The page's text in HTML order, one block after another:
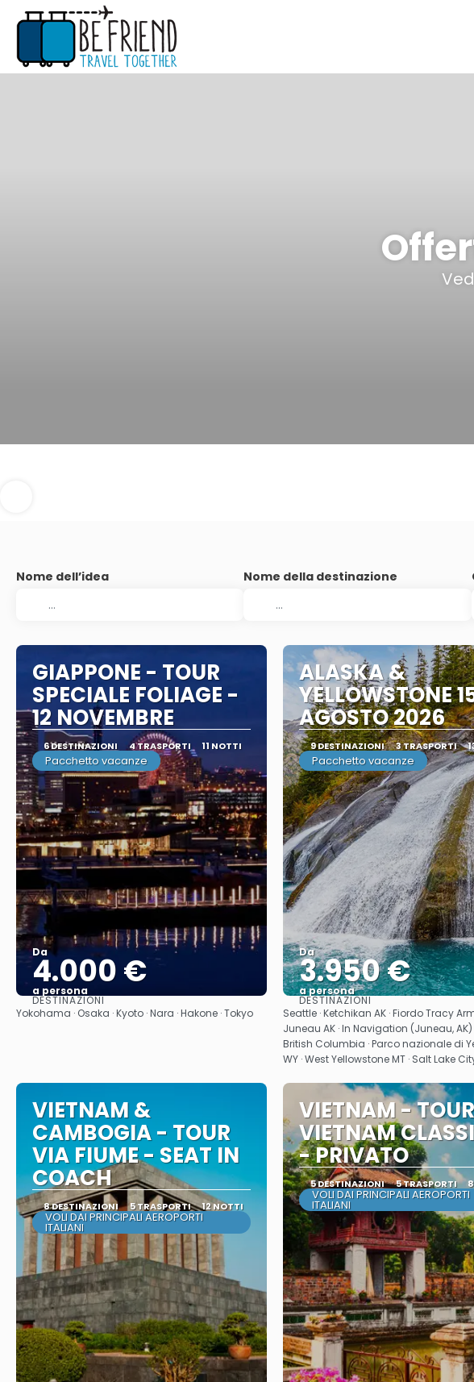
Nome dell’idea Nome della destinazione
GIAPPONE - TOUR
SPECIALE FOLIAGE -
12 NOVEMBRE
6 DESTINAZIONI 4 TRASPORTI 11 NOTTI
Pacchetto vacanze
Da
4.000 €
a persona
Vedere
DESTINAZIONI
Yokohama · Osaka · Kyoto · Nara · Hakone · Tokyo
ALASKA &
YELLOWSTONE
AGOSTO 2026
9 DESTINAZIONI 3 TRASPORTI
Pacchetto vacanze
Da
3.950 €
a persona
Vedere
DESTINAZIONI
Seattle · Ketchikan AK · Fiordo Tracy Arm
Juneau AK · In Navigation (Juneau, AK)
British Columbia · Parco nazionale di
WY · West Yellowstone MT · Salt Lake
VIETNAM &
CAMBOGIA - TOUR
VIA FIUME - SEAT IN
COACH
8 DESTINAZIONI 5 TRASPORTI 12 NOTTI
VOLI DAI PRINCIPALI AEROPORTI
ITALIANI
VIETNAM - TOUR
VIETNAM
- PRIVATO
5 DESTINAZIONI 5 TRASPORTI
VOLI DAI PRINCIPALI AEROPORTI
ITALIANI